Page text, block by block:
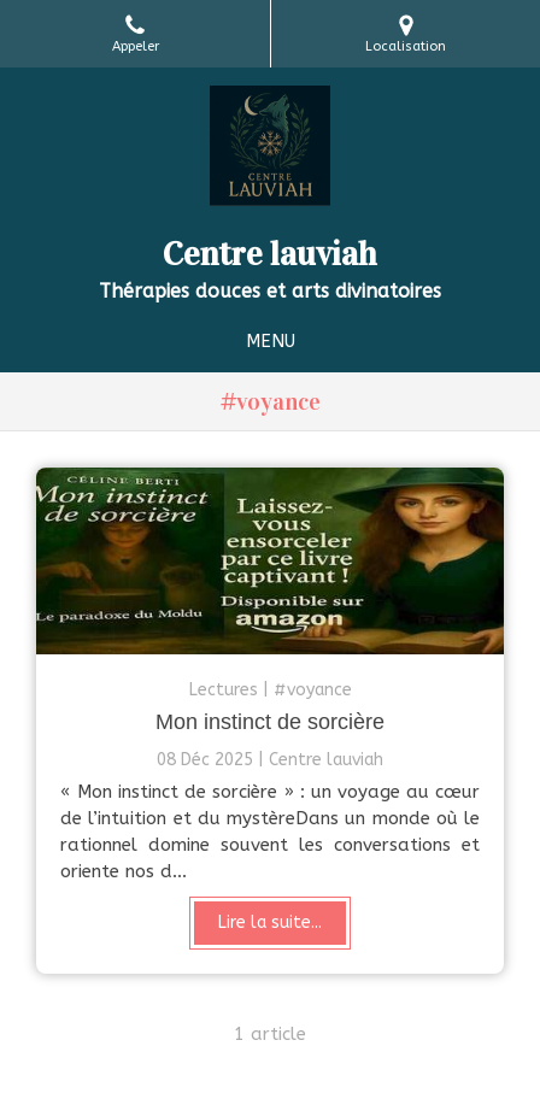
Appeler Localisation
Centre lauviah
Thérapies douces et arts divinatoires
MENU
#voyance
Lectures #voyance
Mon instinct de sorcière
08 Déc 2025 Centre lauviah
« Mon instinct de sorcière » : un voyage au cœur
de l’intuition et du mystèreDans un monde où le
rationnel domine souvent les conversations et
oriente nos d...
Lire la suite...
1 article